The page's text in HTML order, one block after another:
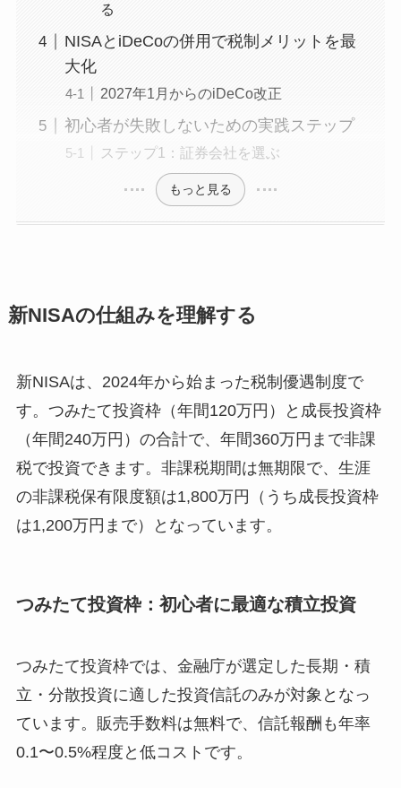
る
NISAとiDeCoの併用で税制メリットを最
大化
2027年1月からのiDeCo改正
初心者が失敗しないための実践ステップ
ステップ1：証券会社を選ぶ
もっと見る
新NISAの仕組みを理解する
新NISAは、2024年から始まった税制優遇制度で
す。つみたて投資枠（年間120万円）と成長投資枠
（年間240万円）の合計で、年間360万円まで非課
税で投資できます。非課税期間は無期限で、生涯
の非課税保有限度額は1,800万円（うち成長投資枠
は1,200万円まで）となっています。
つみたて投資枠：初心者に最適な積立投資
つみたて投資枠では、金融庁が選定した長期・積
立・分散投資に適した投資信託のみが対象となっ
ています。販売手数料は無料で、信託報酬も年率
0.1〜0.5%程度と低コストです。